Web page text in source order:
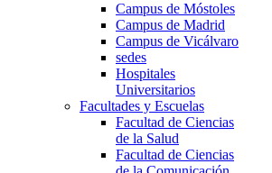
Campus de Móstoles
Campus de Madrid
Campus de Vicálvaro
sedes
Hospitales
Universitarios
Facultades y Escuelas
Facultad de Ciencias
de la Salud
Facultad de Ciencias